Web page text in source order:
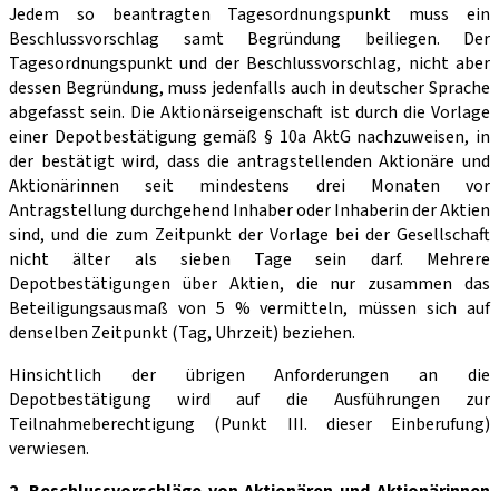
Jedem so beantragten Tagesordnungspunkt muss ein
Beschlussvorschlag samt Begründung bei­liegen. Der
Tagesordnungspunkt und der Beschlussvorschlag, nicht aber
dessen Begründung, muss jedenfalls auch in deutscher Sprache
abgefasst sein. Die Aktionärseigenschaft ist durch die Vorlage
einer Depotbestätigung gemäß § 10a AktG nachzuweisen, in
der bestätigt wird, dass die antragstellenden Aktionäre und
Aktionärinnen seit mindestens drei Monaten vor
Antragstellung durchge­hend Inhaber oder Inhaberin der Aktien
sind, und die zum Zeitpunkt der Vorlage bei der Gesellschaft
nicht älter als sieben Tage sein darf. Mehrere
Depotbestätigungen über Aktien, die nur zusammen das
Beteiligungsausmaß von 5 % vermitteln, müssen sich auf
denselben Zeitpunkt (Tag, Uhr­zeit) beziehen.
Hinsichtlich der übrigen Anforderungen an die
Depotbestätigung wird auf die Ausführungen zur
Teilnahmeberechtigung (Punkt III. dieser Einberufung)
verwiesen.